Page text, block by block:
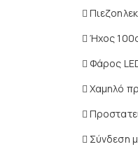

 Ήχος
 Φάρος
 Χαμηλό

 Σύνδεση